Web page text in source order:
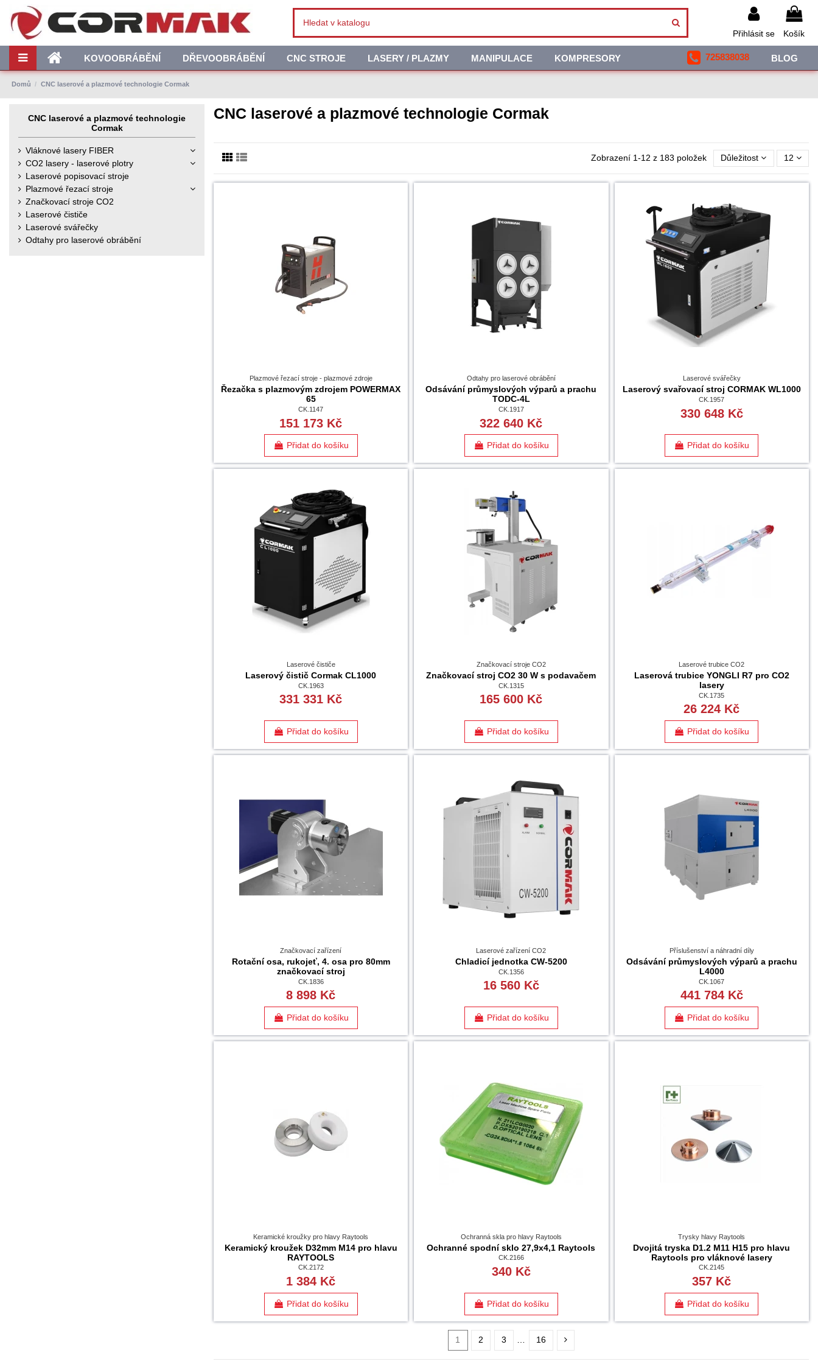
Přihlásit se Košík
KOVOOBRÁBĚNÍ DŘEVOOBRÁBĚNÍ CNC STROJE LASERY / PLAZMY MANIPULACE KOMPRESORY BLOG
725838038
Domů CNC laserové a plazmové technologie Cormak
CNC laserové a plazmové technologie Cormak
Zobrazení 1-12 z 183 položek Důležitost 12
Plazmové řezací stroje - plazmové zdroje
Řezačka s plazmovým zdrojem POWERMAX
65
CK.1147
151 173 Kč
Přidat do košíku
Odtahy pro laserové obrábění
Odsávání průmyslových výparů a prachu
TODC-4L
CK.1917
322 640 Kč
Přidat do košíku
Laserové svářečky
Laserový svařovací stroj CORMAK WL1000
CK.1957
330 648 Kč
Přidat do košíku
Laserové čističe
Laserový čistič Cormak CL1000
CK.1963
331 331 Kč
Přidat do košíku
Značkovací stroje CO2
Značkovací stroj CO2 30 W s podavačem
CK.1315
165 600 Kč
Přidat do košíku
Laserové trubice CO2
Laserová trubice YONGLI R7 pro CO2
lasery
CK.1735
26 224 Kč
Přidat do košíku
Značkovací zařízení
Rotační osa, rukojeť, 4. osa pro 80mm
značkovací stroj
CK.1836
8 898 Kč
Přidat do košíku
Laserové zařízení CO2
Chladicí jednotka CW-5200
CK.1356
16 560 Kč
Přidat do košíku
Příslušenství a náhradní díly
Odsávání průmyslových výparů a prachu
L4000
CK.1067
441 784 Kč
Přidat do košíku
Keramické kroužky pro hlavy Raytools
Keramický kroužek D32mm M14 pro hlavu
RAYTOOLS
CK.2172
1 384 Kč
Přidat do košíku
Ochranná skla pro hlavy Raytools
Ochranné spodní sklo 27,9x4,1 Raytools
CK.2166
340 Kč
Přidat do košíku
Trysky hlavy Raytools
Dvojitá tryska D1.2 M11 H15 pro hlavu
Raytools pro vláknové lasery
CK.2145
357 Kč
Přidat do košíku
1 2 3 16
CNC laserové a plazmové technologie
Cormak
Vláknové lasery FIBER
CO2 lasery - laserové plotry
Laserové popisovací stroje
Plazmové řezací stroje
Značkovací stroje CO2
Laserové čističe
Laserové svářečky
Odtahy pro laserové obrábění